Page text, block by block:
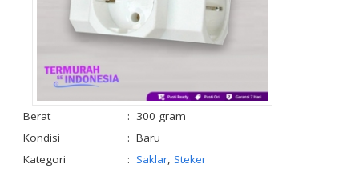
Berat : 300 gram
Kondisi
: Baru
Kategori
: Saklar Steker